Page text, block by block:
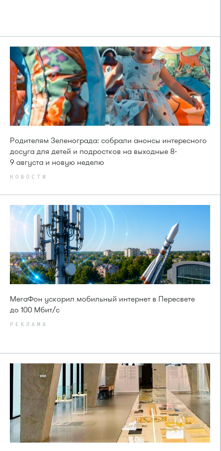
Родителям Зеленограда: собрали анонсы интересного
досуга для детей и подростков на выходные 8-
9 августа и новую неделю
НОВОСТИ
МегаФон ускорил мобильный интернет в Пересвете
до 100 Мбит/с
РЕКЛАМА